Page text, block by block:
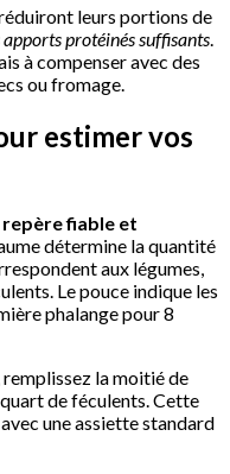
leurs portions de
apports protéinés suffisants.
à compenser avec des
ou fromage.
estimer vos
repère fiable et
détermine la quantité
aux légumes,
Le pouce indique les
phalange pour 8
remplissez la moitié de
de féculents. Cette
une assiette standard